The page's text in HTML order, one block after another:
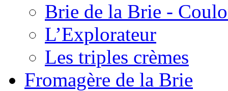
Brie de la Brie -
L’Explorateur
Les triples crèmes
Fromagère de la Brie